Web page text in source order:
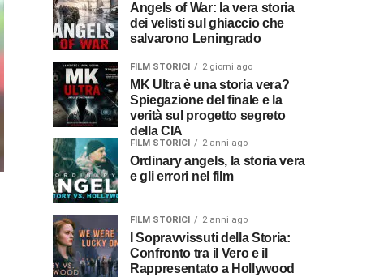
Angels of War: la vera storia
dei velisti sul ghiaccio che
salvarono Leningrado
FILM STORICI 2 giorni ago
MK Ultra è una storia vera?
Spiegazione del finale e la
verità sul progetto segreto
della CIA
FILM STORICI 2 anni ago
Ordinary angels, la storia vera
e gli errori nel film
FILM STORICI 2 anni ago
Confronto tra il Vero e il
Rappresentato a Hollywood